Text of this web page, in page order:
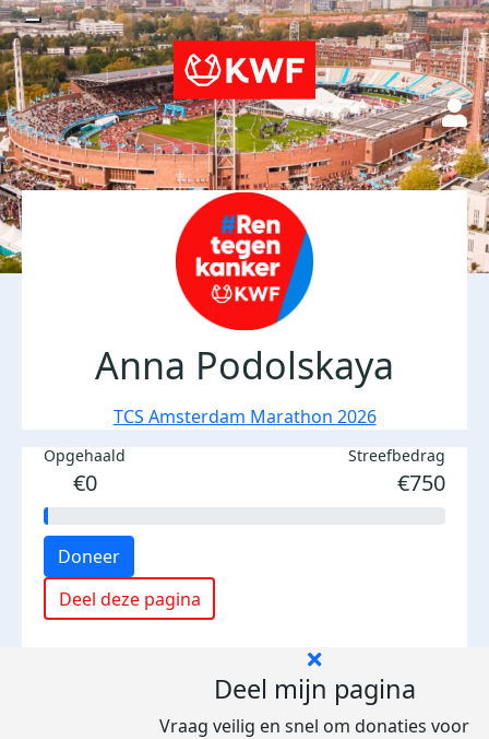
Anna Podolskaya
TCS Amsterdam Marathon 2026
Opgehaald
€0
Streefbedrag
€750
Doneer
Deel deze pagina
Deel mijn pagina
Vraag veilig en snel om donaties voor